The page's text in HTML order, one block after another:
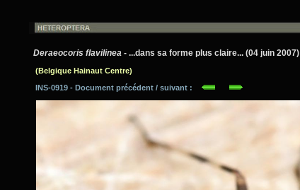
Deraeocoris flavilinea - ...dans sa forme plus claire... (04 juin 2007)
(Belgique Hainaut Centre)
INS-0919 - Document précédent / suivant :